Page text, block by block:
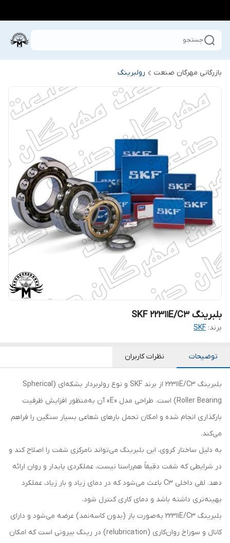
جستجو
بازرگانی مهرگان صنعت رولبرینگ
بلبرینگ SKF 22311E/C3
برند: SKF
توضیحات نظرات کاربران
بلبرینگ 22311E/C3 از برند SKF و نوع رولربردار بشکه‌ای (Spherical
Roller Bearing) است. طراحی مدل «E» آن به‌منظور افزایش ظرفیت
بارگذاری انجام شده و امکان تحمل بارهای شعاعی بسیار سنگین را فراهم
می‌کند.
به دلیل ساختار کروی، این بلبرینگ می‌تواند نامرکزی شفت را اصلاح کند و
در شرایطی که شفت دقیقاً هم‌راستا نیست، عملکردی پایدار و روان ارائه
دهد. لقی داخلی C3 باعث می‌شود که در دمای زیاد و بار زیاد، عملکرد
بهینه‌تری داشته باشد و دمای کاری کنترل شود.
بلبرینگ 22311E/C3 به‌صورت باز (بدون کاسه‌نمد) عرضه می‌شود و دارای
کانال و سوراخ روان‌کاری (relubrication) در رینگ بیرونی است که امکان